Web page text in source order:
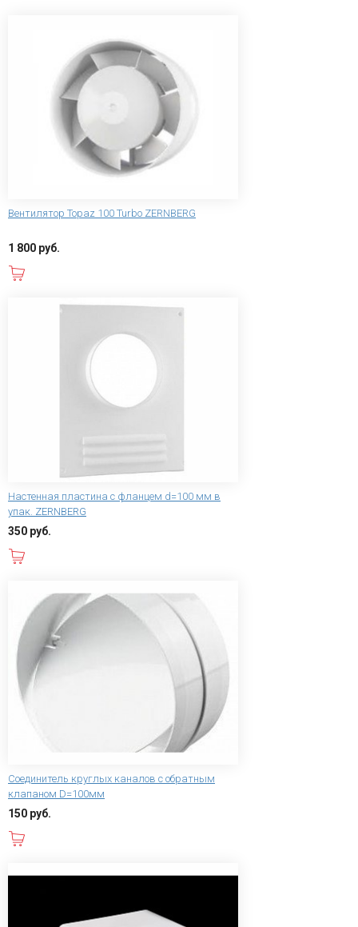
Вентилятор Topaz 100 Turbo ZERNBERG
1 800 руб.
Настенная пластина с фланцем d=100 мм в
упак. ZERNBERG
350 руб.
Соединитель круглых каналов с обратным
клапаном D=100мм
150 руб.